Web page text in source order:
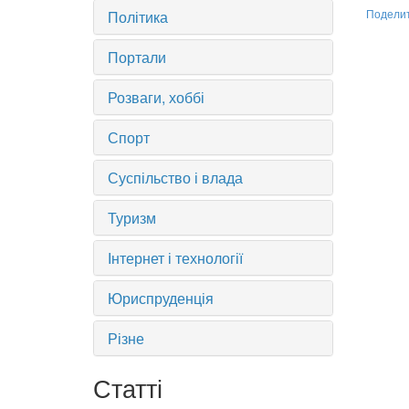
Політика
Портали
Розваги, хоббі
Спорт
Суспільство і влада
Туризм
Інтернет і технології
Юриспруденція
Різне
Статті